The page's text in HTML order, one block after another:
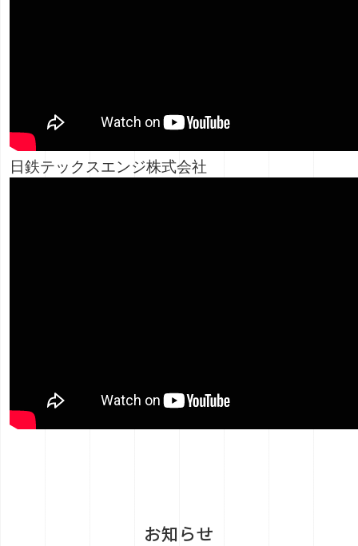
日鉄テックスエンジ株式会社
お知らせ